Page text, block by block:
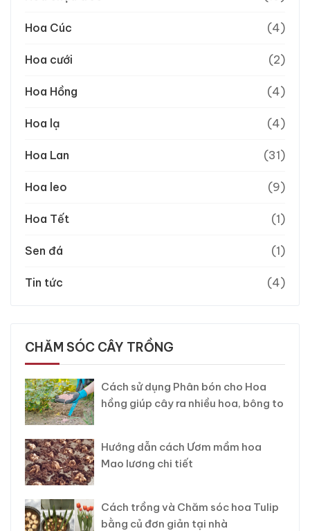
Hoa Cúc (4)
Hoa cưới (2)
Hoa Hồng (4)
Hoa lạ (4)
Hoa Lan (31)
Hoa leo (9)
Hoa Tết (1)
Sen đá (1)
Tin tức (4)
CHĂM SÓC CÂY TRỒNG
Cách sử dụng Phân bón cho Hoa
hồng giúp cây ra nhiều hoa, bông to
Hướng dẫn cách Ươm mầm hoa
Mao lương chi tiết
Cách trồng và Chăm sóc hoa Tulip
bằng củ đơn giản tại nhà